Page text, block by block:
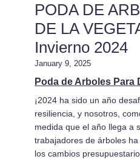
PODA DE
DE LA
Invierno 2024
January 9, 2025
Poda de Arboles Para
¡2024 ha sido un año
resiliencia, y nosotros,
medida que el año llega a
trabajadores de árboles
los cambios